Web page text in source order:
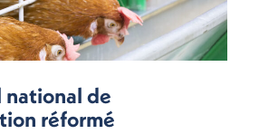
national de
réformé